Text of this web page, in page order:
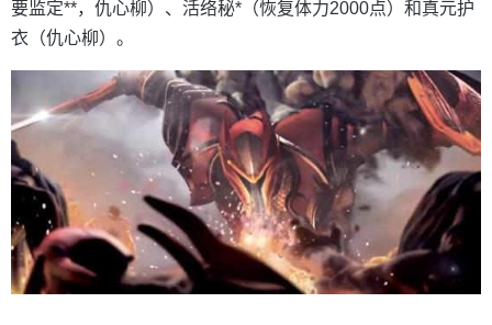
要监定**，仇心柳）、活络秘*（恢复体力2000点）和真元护
衣（仇心柳）。